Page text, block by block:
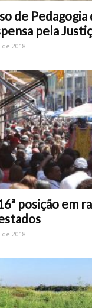
de Pedagogia
pela
2018
posição em
2018